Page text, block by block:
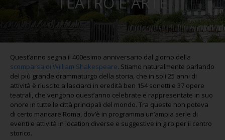
Quest’anno segna il 400esimo anniversario dal giorno della
scomparsa di William Shakespeare. Stiamo naturalmente parlando
del più grande drammaturgo della storia, che in soli 25 anni di
attività è riuscito a lasciarci in eredità ben 154 sonetti e 37 opere
teatrali, che vengono quest’anno celebrate e rappresentate in suo
onore in tutte le città principali del mondo. Tra queste non poteva
di certo mancare Roma, dov’è in programma un’ampia serie di
eventi e attività in location diverse e suggestive in giro per il centro
storico.